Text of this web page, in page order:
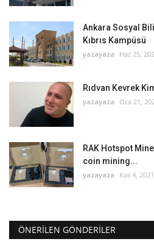
Ankara Sosyal
Kıbrıs Kampüsü
yazayaza Haz 25,
Rıdvan Kevrek
yazayaza Oca 21,
RAK Hotspot
coin mining...
yazayaza Kas 4, 2021
ÖNERILEN GÖNDERILER